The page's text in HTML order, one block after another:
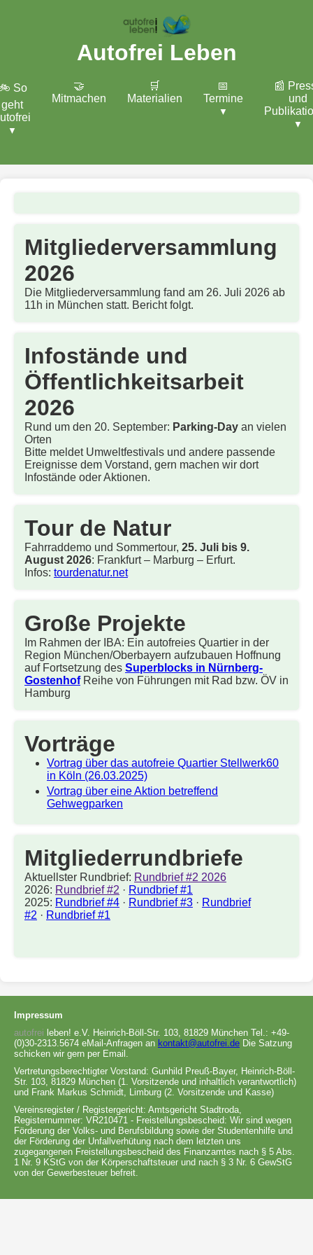
Autofrei Leben
So
geht
🤝
Mitmachen
🛒
Materialien
📅
Termine
📰
und
Mitgliederversammlung
2026
Die Mitgliederversammlung fand am 26. Juli 2026 ab
11h in München statt. Bericht folgt.
Infostände und
Öffentlichkeitsarbeit
2026
Rund um den 20. September: Parking-Day an vielen
Orten
Bitte meldet Umweltfestivals und andere passende
Ereignisse dem Vorstand, gern machen wir dort
Infostände oder Aktionen.
Tour de Natur
Fahrraddemo und Sommertour, 25. Juli bis 9.
August 2026: Frankfurt – Marburg – Erfurt.
Infos: tourdenatur.net
Große Projekte
Im Rahmen der IBA: Ein autofreies Quartier in der
Region München/Oberbayern aufzubauen Hoffnung
auf Fortsetzung des Superblocks in Nürnberg-
GostenhofReihe von Führungen mit Rad bzw. ÖV in
Hamburg
Vorträge
Vortrag über das autofreie Quartier Stellwerk60
in Köln (26.03.2025)
Vortrag über eine Aktion betreffend
Gehwegparken
Mitgliederrundbriefe
Aktuellster Rundbrief: Rundbrief #2 2026
2026: Rundbrief #2 · Rundbrief #1
2025: Rundbrief #4 · Rundbrief #3 · Rundbrief
#2 · Rundbrief #1
Impressum
autofrei leben! e.V. Heinrich-Böll-Str. 103, 81829 München Tel.: +49-
(0)30-2313.5674 eMail-Anfragen an kontakt@autofrei.de Die Satzung
schicken wir gern per Email.
Vertretungsberechtigter Vorstand: Gunhild Preuß-Bayer, Heinrich-Böll-
Str. 103, 81829 München (1. Vorsitzende und inhaltlich verantwortlich)
und Frank Markus Schmidt, Limburg (2. Vorsitzende und Kasse)
Vereinsregister / Registergericht: Amtsgericht Stadtroda,
Registernummer: VR210471 - Freistellungsbescheid: Wir sind wegen
Förderung der Volks- und Berufsbildung sowie der Studentenhilfe und
der Förderung der Unfallverhütung nach dem letzten uns
zugegangenen Freistellungsbescheid des Finanzamtes nach § 5 Abs.
1 Nr. 9 KStG von der Körperschaftsteuer und nach § 3 Nr. 6 GewStG
von der Gewerbesteuer befreit.